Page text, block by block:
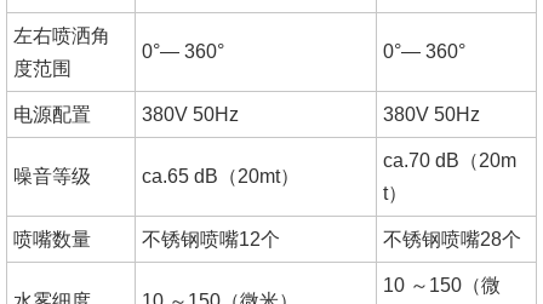
左右喷洒角
度范围
0°— 360° 0°— 360°
电源配置 380V 50Hz 380V 50Hz
噪音等级 ca.65 dB（20mt）
ca.70 dB（20m
t）
喷嘴数量 不锈钢喷嘴12个 不锈钢喷嘴28个
10 ～150（微